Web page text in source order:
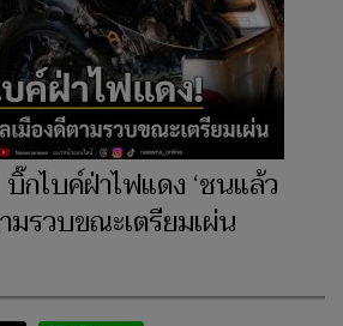
กไบค์ฝ่าไฟแดง ‘ชนแล้ว
มรวบขณะเตรียมเผ่น